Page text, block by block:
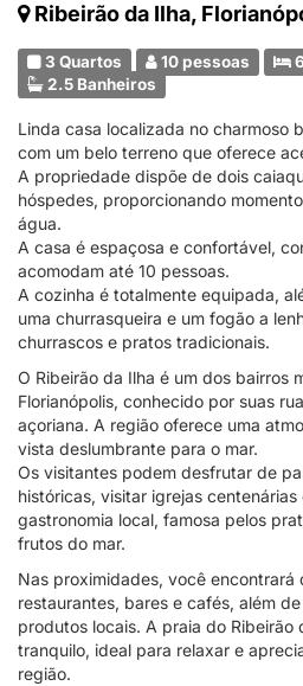
Ribeirão da Ilha,
3 Quartos 10 pessoas
2.5 Banheiros
Linda casa localizada no charmoso
com um belo terreno que oferece
A propriedade dispõe de dois
hóspedes, proporcionando
água.
A casa é espaçosa e confortável,
acomodam até 10 pessoas.
A cozinha é totalmente equipada,
uma churrasqueira e um fogão a
churrascos e pratos tradicionais.
O Ribeirão da Ilha é um dos bairros
Florianópolis, conhecido por suas
açoriana. A região oferece uma
vista deslumbrante para o mar.
Os visitantes podem desfrutar de
históricas, visitar igrejas
gastronomia local, famosa pelos
frutos do mar.
Nas proximidades, você encontrará
restaurantes, bares e cafés, além
produtos locais. A praia do Ribeirão
tranquilo, ideal para relaxar e
região.